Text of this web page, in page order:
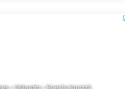
- Ushuaia - Puerto Iguazú